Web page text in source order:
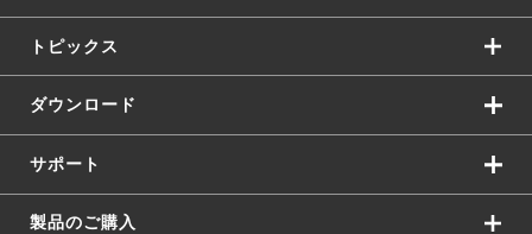
トピックス
ダウンロード
サポート
製品のご購入